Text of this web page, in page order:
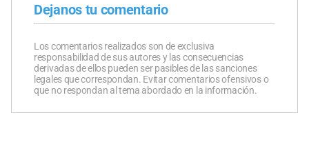
Dejanos tu comentario
Los comentarios realizados son de exclusiva
responsabilidad de sus autores y las consecuencias
derivadas de ellos pueden ser pasibles de las sanciones
legales que correspondan. Evitar comentarios ofensivos o
que no respondan al tema abordado en la información.